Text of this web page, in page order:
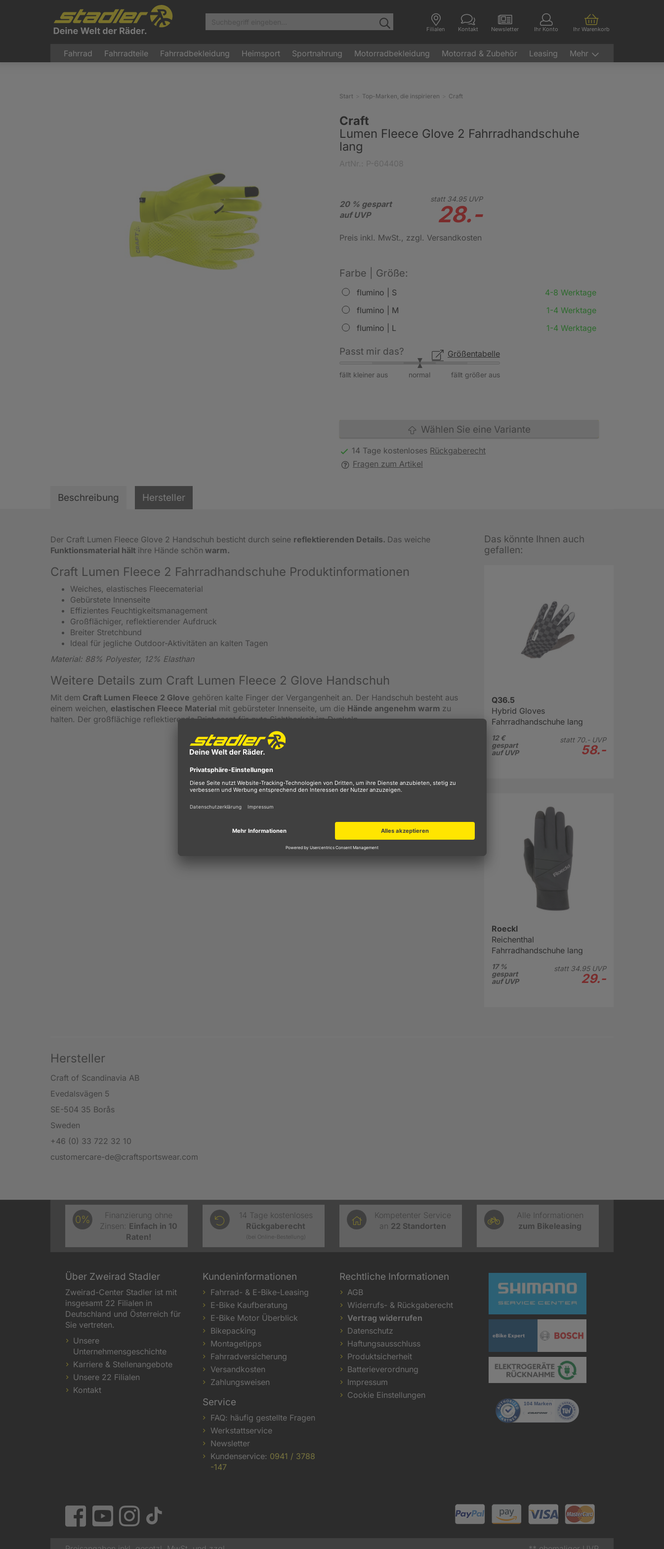
Filialen Kontakt Newsletter Ihr Konto Ihr Warenkorb
Fahrrad Fahrradteile Fahrradbekleidung Heimsport Sportnahrung Motorradbekleidung Motorrad & Zubehör Leasing Mehr
Start Top-Marken, die inspirieren Craft
Craft
Lumen Fleece Glove 2 Fahrradhandschuhe
lang
20 % gespart
auf UVP
statt 34.95UVP
28.-
Preis inkl. MwSt., zzgl. Versandkosten
Farbe | Größe:
flumino | S
4-8 Werktage
flumino | M
1-4 Werktage
flumino | L
1-4 Werktage
Größentabelle
Passt mir das?
fällt kleiner aus fällt größer aus
normal
Wählen Sie eine Variante
14 Tage kostenloses Rückgaberecht
Fragen zum Artikel
Beschreibung Hersteller
Der Craft Lumen Fleece Glove 2 Handschuh besticht durch seine reflektierenden Details. Das weiche
Funktionsmaterial hält ihre Hände schön warm.
Craft Lumen Fleece 2 Fahrradhandschuhe Produktinformationen
Weiches, elastisches Fleecematerial
Gebürstete Innenseite
Effizientes Feuchtigkeitsmanagement
Großflächiger, reflektierender Aufdruck
Breiter Stretchbund
Ideal für jegliche Outdoor-Aktivitäten an kalten Tagen
Material: 88% Polyester, 12% Elasthan
Weitere Details zum Craft Lumen Fleece 2 Glove Handschuh
Mit dem Craft Lumen Fleece 2 Glove gehören kalte Finger der Vergangenheit an. Der Handschuh besteht aus
einem weichen, elastischen Fleece Material mit gebürsteter Innenseite, um die Hände angenehm warm zu
halten. Der großflächige reflektierende Print sorgt für gute Sichtbarkeit im Dunkeln.
Das könnte Ihnen auch
gefallen:
Q36.5
Hybrid Gloves
Fahrradhandschuhe lang
12 €
gespart
auf UVP
statt 70.-UVP
58.-
Roeckl
Reichenthal
Fahrradhandschuhe lang
17 %
gespart
auf UVP
statt 34.95UVP
29.-
Hersteller
Craft of Scandinavia AB
Evedalsvägen 5
SE-504 35 Borås
Sweden
+46 (0) 33 722 32 10
customercare-de@craftsportswear.com
0%
Finanzierung ohne
Zinsen: Einfach in 10
Raten!
14 Tage kostenloses
Rückgaberecht
(bei Online-Bestellung)
Kompetenter Service
an 22 Standorten
Alle Informationen
zum Bikeleasing
Über Zweirad Stadler
Zweirad-Center Stadler ist mit
insgesamt 22 Filialen in
Deutschland und Österreich für
Sie vertreten.
Unsere
Unternehmensgeschichte
Karriere & Stellenangebote
Unsere 22 Filialen
Kontakt
Kundeninformationen
Fahrrad- & E-Bike-Leasing
E-Bike Kaufberatung
E-Bike Motor Überblick
Bikepacking
Montagetipps
Fahrradversicherung
Versandkosten
Zahlungsweisen
Service
FAQ: häufig gestellte Fragen
Werkstattservice
Newsletter
Kundenservice: 0941 / 3788
-147
Rechtliche Informationen
AGB
Widerrufs- & Rückgaberecht
Vertrag widerrufen
Datenschutz
Haftungsausschluss
Produktsicherheit
Batterieverordnung
Impressum
Cookie Einstellungen